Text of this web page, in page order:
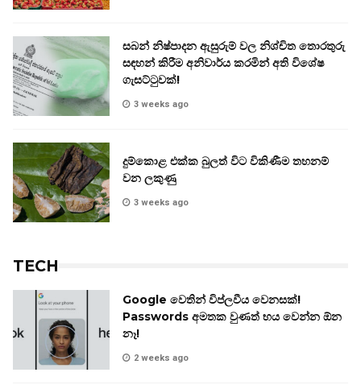
සබන් නිෂ්පාදන ඇසුරුම් වල නිශ්චිත තොරතුරු
සඳහන් කිරීම අනිවාර්ය කරමින් අති විශේෂ
ගැසට්ටුවක්!
3 weeks ago
දුම්කොළ එක්ක බුලත් විට විකිණීම තහනම්
වන ලකුණු
3 weeks ago
TECH
Google වෙතින් විප්ලවීය වෙනසක්!
Passwords අමතක වුණත් භය වෙන්න ඕන
නෑ!
2 weeks ago